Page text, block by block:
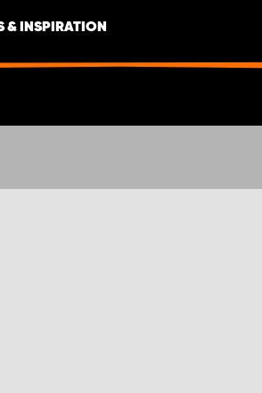
& INSPIRATION